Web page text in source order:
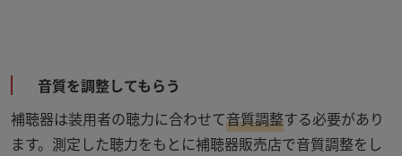
音質を調整してもらう
補聴器は装用者の聴力に合わせて音質調整する必要があり
ます。測定した聴力をもとに補聴器販売店で音質調整をし